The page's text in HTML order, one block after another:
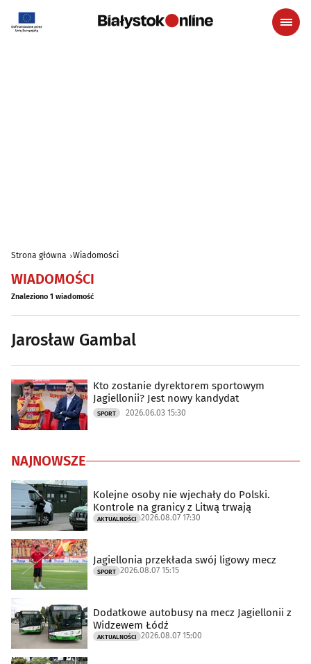
Strona główna Wiadomości
WIADOMOŚCI
Znaleziono 1 wiadomość
Jarosław Gambal
Kto zostanie dyrektorem sportowym
Jagiellonii? Jest nowy kandydat
SPORT 2026.06.03 15:30
NAJNOWSZE
Kolejne osoby nie wjechały do Polski.
Kontrole na granicy z Litwą trwają
AKTUALNOŚCI 2026.08.07 17:30
Jagiellonia przekłada swój ligowy mecz
SPORT 2026.08.07 15:15
Dodatkowe autobusy na mecz Jagiellonii z
Widzewem Łódź
AKTUALNOŚCI 2026.08.07 15:00